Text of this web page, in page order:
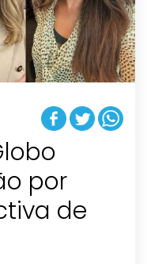
por
de